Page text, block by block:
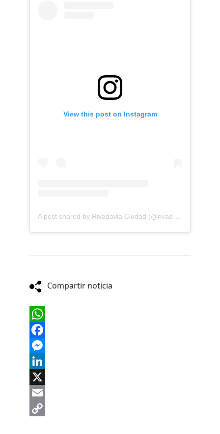
View this post on Instagram
Compartir noticia
WhatsApp
Facebook
Messenger
LinkedIn
X
Email